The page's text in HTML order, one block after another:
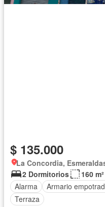
$ 135.000
La Concordia,
2 Dormitorios
160 m²
Alarma
Armario
Terraza